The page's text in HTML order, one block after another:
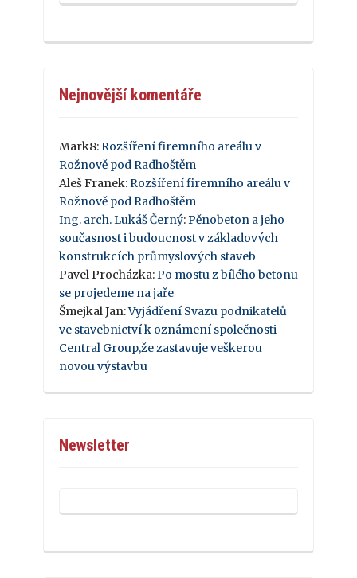
Nejnovější komentáře
Mark8: Rozšíření firemního areálu v
Rožnově pod Radhoštěm
Aleš Franek: Rozšíření firemního areálu v
Rožnově pod Radhoštěm
Ing. arch. Lukáš Černý: Pěnobeton a jeho
současnost i budoucnost v základových
konstrukcích průmyslových staveb
Pavel Procházka: Po mostu z bílého betonu
se projedeme na jaře
Šmejkal Jan:Vyjádření Svazu podnikatelů
ve stavebnictví k oznámení společnosti
Central Group,že zastavuje veškerou
novou výstavbu
Newsletter